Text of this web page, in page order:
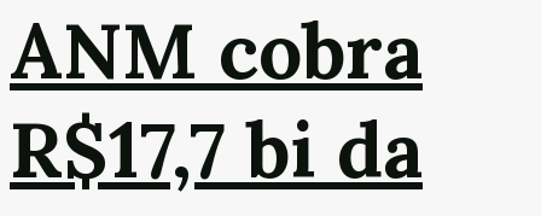
ANM cobra
R$17,7 bi da